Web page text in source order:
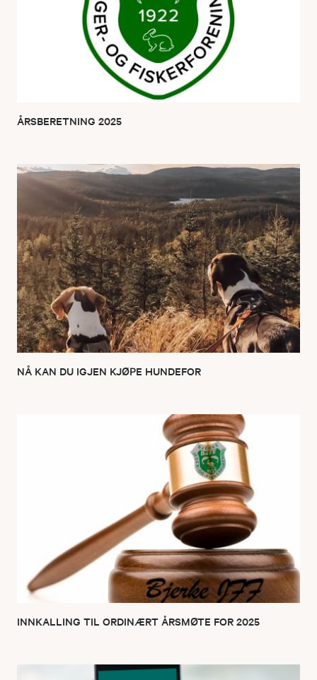
ÅRSBERETNING 2025
NÅ KAN DU IGJEN KJØPE HUNDEFOR
INNKALLING TIL ORDINÆRT ÅRSMØTE FOR 2025